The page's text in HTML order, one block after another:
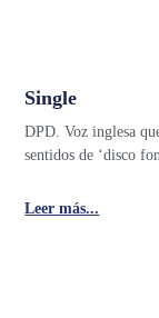
Single
DPD. Voz inglesa
sentidos de ‘disco
Leer más...